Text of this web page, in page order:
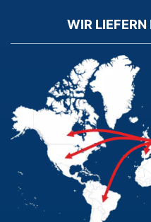
WIR LIEFERN